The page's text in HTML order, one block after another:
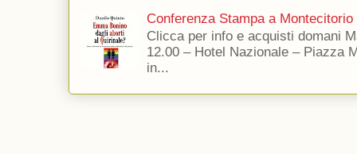
Conferenza Stampa a Montecitorio
Clicca per info e acquisti domani
12.00 – Hotel Nazionale – Piazza
in...